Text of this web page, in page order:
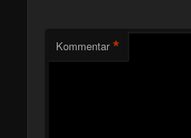
Kommentar *